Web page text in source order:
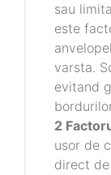
sau
este
varsta.
evitand
2
usor de
direct